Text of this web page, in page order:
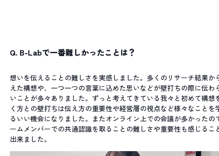
Q. B-Labで一番難しかったことは？
想いを伝えることの難しさを実感しました。多くのリサーチ結果か
えた構想や、一つ一つの言葉に込めた思いなどが壁打ちの際に伝わ
いことが多々ありました。ずっと考えてきている我々と初めて構想
く方との壁打ちは伝え方の重要性や経営層の視点など様々なことを
るいい機会になりました。またオンライン上での会議が多かったの
ームメンバーでの共通認識を取ることの難しさや重要性も感じるこ
出来ました。